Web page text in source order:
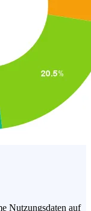
Nutzungsdaten auf